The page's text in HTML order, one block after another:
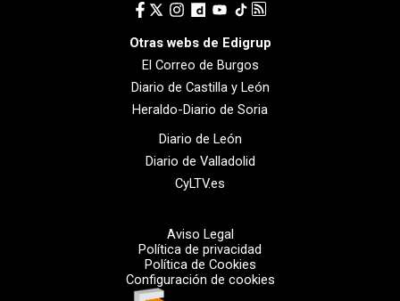
Otras webs de Edigrup
El Correo de Burgos
Diario de Castilla y León
Heraldo-Diario de Soria
Diario de León
Diario de Valladolid
CyLTV.es
Aviso Legal
Política de privacidad
Política de Cookies
Configuración de cookies